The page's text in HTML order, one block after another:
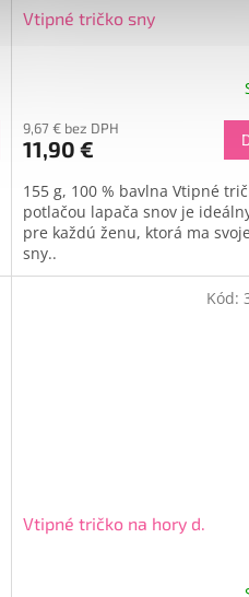
Vtipné tričko sny
9,67 € bez DPH
11,90 €
155 g, 100 % bavlna Vtipné
potlačou lapača snov je
pre každú ženu, ktorá ma
sny..
Vtipné tričko na hory d.
Kód: